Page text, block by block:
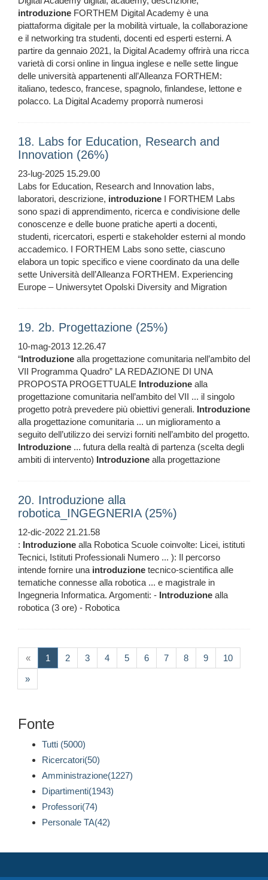
introduzione FORTHEM Digital Academy è una
piattaforma digitale per la mobilità virtuale, la collaborazione
e il networking tra studenti, docenti ed esperti esterni. A
partire da gennaio 2021, la Digital Academy offrirà una ricca
varietà di corsi online in lingua inglese e nelle sette lingue
delle università appartenenti all’Alleanza FORTHEM:
italiano, tedesco, francese, spagnolo, finlandese, lettone e
polacco. La Digital Academy proporrà numerosi
18. Labs for Education, Research and
Innovation (26%)
23-lug-2025 15.29.00
Labs for Education, Research and Innovation labs,
laboratori, descrizione, introduzione I FORTHEM Labs
sono spazi di apprendimento, ricerca e condivisione delle
conoscenze e delle buone pratiche aperti a docenti,
studenti, ricercatori, esperti e stakeholder esterni al mondo
accademico. I FORTHEM Labs sono sette, ciascuno
elabora un topic specifico e viene coordinato da una delle
sette Università dell’Alleanza FORTHEM. Experiencing
Europe – Uniwersytet Opolski Diversity and Migration
19. 2b. Progettazione (25%)
10-mag-2013 12.26.47
“Introduzione alla progettazione comunitaria nell’ambito del
VII Programma Quadro” LA REDAZIONE DI UNA
PROPOSTA PROGETTUALE Introduzione alla
progettazione comunitaria nell’ambito del VII ... il singolo
progetto potrà prevedere più obiettivi generali. Introduzione
alla progettazione comunitaria ... un miglioramento a
seguito dell’utilizzo dei servizi forniti nell’ambito del progetto.
Introduzione ... futura della realtà di partenza (scelta degli
ambiti di intervento) Introduzione alla progettazione
20. Introduzione alla
robotica_INGEGNERIA (25%)
12-dic-2022 21.21.58
: Introduzione alla Robotica Scuole coinvolte: Licei, istituti
Tecnici, Istituti Professionali Numero ... ): Il percorso
intende fornire una introduzione tecnico-scientifica alle
tematiche connesse alla robotica ... e magistrale in
Ingegneria Informatica. Argomenti: - Introduzione alla
robotica (3 ore) - Robotica
« 1 (current)
2 3 4 5 6 7 8 9 10
»
Fonte
Tutti (5000)
Ricercatori(50)
Amministrazione(1227)
Dipartimenti(1943)
Professori(74)
Personale TA(42)